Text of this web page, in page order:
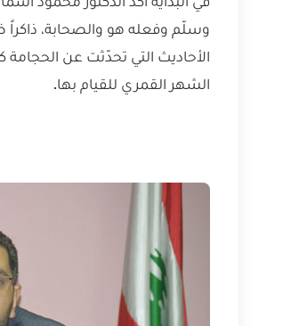
وسلّم وفعله هو والصحابة، ذاكراً
الأحاديث التي تحدّثت عن
الشهر القمري للقيام بها.